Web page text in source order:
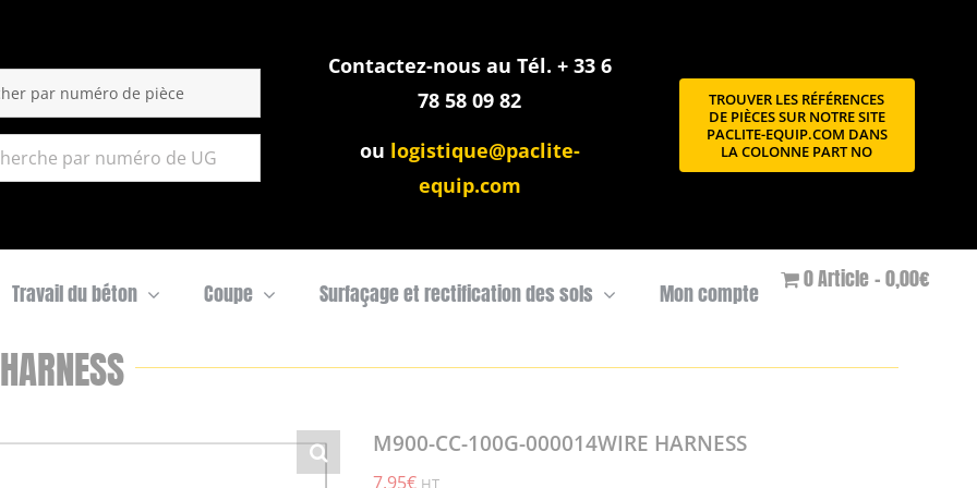
Contactez-nous au Tél. + 33 6
78 58 09 82
ou logistique@paclite-
equip.com
TROUVER LES RÉFÉRENCES
DE PIÈCES SUR NOTRE SITE
PACLITE-EQUIP.COM DANS
LA COLONNE PART NO
Travail du béton Coupe Surfaçage et rectification des sols Mon compte
0 Article 0,00€
M900-CC-100G-000014WIRE HARNESS
7,95€ HT